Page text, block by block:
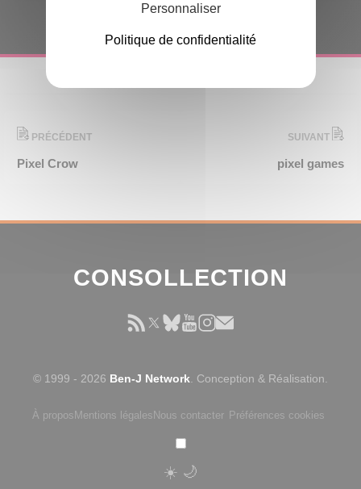
PRÉCÉDENT
Pixel Crow
SUIVANT
pixel games
CONSOLLECTION
© 1999 - 2026 Ben-J Network. Conception & Réalisation.
À propos Mentions légales Nous contacter Préférences cookies
☀️ 🌙
Personnaliser
Politique de confidentialité